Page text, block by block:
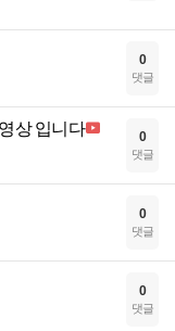
0
댓글
상 입니다 0
댓글
0
댓글
0
댓글